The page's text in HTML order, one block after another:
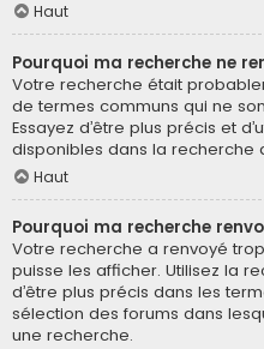
Haut
Pourquoi ma recherche ne
Votre recherche était
de termes communs qui ne
Essayez d’être plus précis et
disponibles dans la recherche
Haut
Pourquoi ma recherche
Votre recherche a renvoyé
puisse les afficher. Utilisez la
d’être plus précis dans les
sélection des forums dans
une recherche.